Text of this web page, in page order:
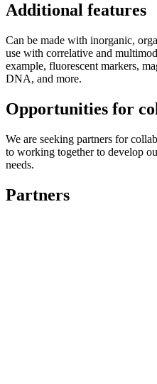
Additional features
Can be made with inorganic,
use with correlative and
example, fluorescent markers,
DNA, and more.
Opportunities for
We are seeking partners for
to working together to develop
needs.
Partners